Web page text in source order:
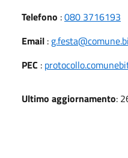
Telefono :080 3716193
Email :
PEC :
Ultimo aggiornamento: